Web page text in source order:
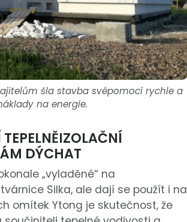
šla stavba svépomocí rychle a
na energie.
DÝCHAT
„vyladěné“ na
Silka, ale dají se použít i na
omítek Ytong je skutečnost, že